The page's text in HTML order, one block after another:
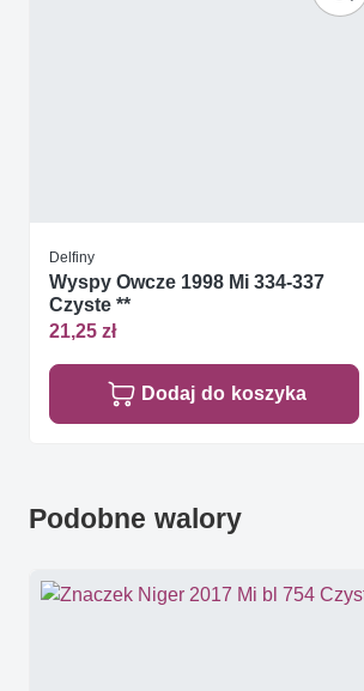
Delfiny
Wyspy Owcze 1998 Mi 334-337
Czyste **
21,25 zł
Dodaj do koszyka
Podobne walory